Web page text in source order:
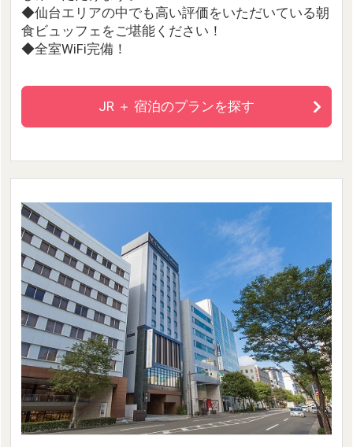
◆仙台エリアの中でも高い評価をいただいている朝
食ビュッフェをご堪能ください！
◆全室WiFi完備！
JR ＋ 宿泊のプランを探す